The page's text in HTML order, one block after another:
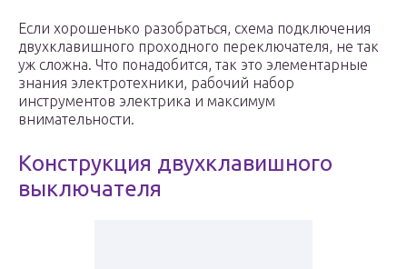
Если хорошенько разобраться, схема подключения
двухклавишного проходного переключателя, не так
уж сложна. Что понадобится, так это элементарные
знания электротехники, рабочий набор
инструментов электрика и максимум
внимательности.
Конструкция двухклавишного
выключателя